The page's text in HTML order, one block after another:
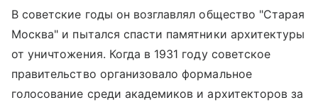
В советские годы он возглавлял общество "Старая
Москва" и пытался спасти памятники архитектуры
от уничтожения. Когда в 1931 году советское
правительство организовало формальное
голосование среди академиков и архитекторов за